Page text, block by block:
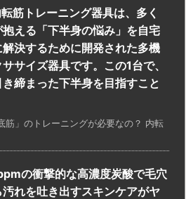
筋トレーニング器具は、多く
える「下半身の悩み」を自宅
決するために開発された多機
サイズ器具です。この1台で、
締まった下半身を目指すこと
筋」のトレーニングが必要なの？ 内転
の衝撃的な高濃度炭酸で毛穴
れを吐き出すスキンケアがヤ